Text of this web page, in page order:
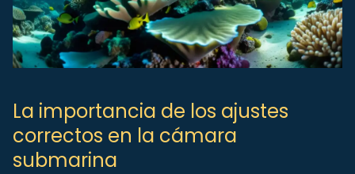
La importancia de los ajustes
correctos en la cámara
submarina